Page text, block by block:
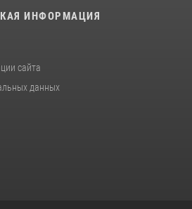
полосы препятствий со
ИНФОРМАЦИЯ
сайта
данных